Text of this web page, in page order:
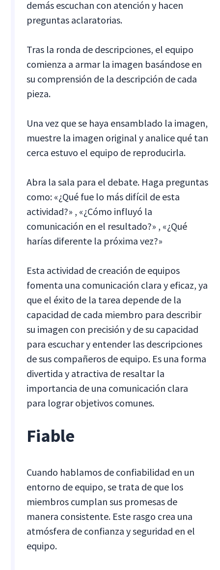
demás escuchan con atención y hacen
preguntas aclaratorias.
Tras la ronda de descripciones, el equipo
comienza a armar la imagen basándose en
su comprensión de la descripción de cada
pieza.
Una vez que se haya ensamblado la imagen,
muestre la imagen original y analice qué tan
cerca estuvo el equipo de reproducirla.
Abra la sala para el debate. Haga preguntas
como: «¿Qué fue lo más difícil de esta
actividad?» , «¿Cómo influyó la
comunicación en el resultado?» , «¿Qué
harías diferente la próxima vez?»
Esta actividad de creación de equipos
fomenta una comunicación clara y eficaz, ya
que el éxito de la tarea depende de la
capacidad de cada miembro para describir
su imagen con precisión y de su capacidad
para escuchar y entender las descripciones
de sus compañeros de equipo. Es una forma
divertida y atractiva de resaltar la
importancia de una comunicación clara
para lograr objetivos comunes.
Fiable
Cuando hablamos de confiabilidad en un
entorno de equipo, se trata de que los
miembros cumplan sus promesas de
manera consistente. Este rasgo crea una
atmósfera de confianza y seguridad en el
equipo.